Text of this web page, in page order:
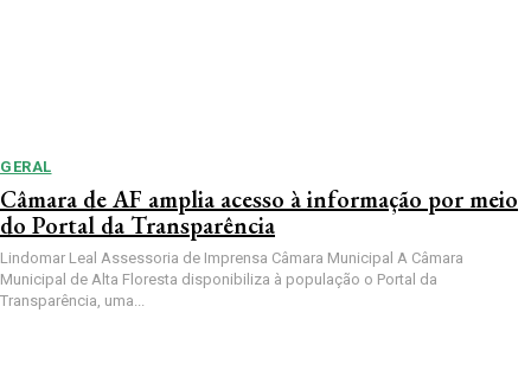
GERAL
Câmara de AF amplia acesso à informação por meio
do Portal da Transparência
Lindomar Leal Assessoria de Imprensa Câmara Municipal A Câmara
Municipal de Alta Floresta disponibiliza à população o Portal da
Transparência, uma...